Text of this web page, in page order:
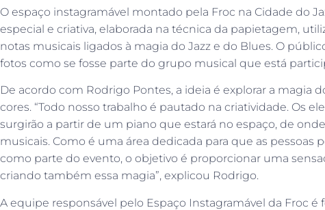
O espaço instagramável montado pela Froc na Cidade do
especial e criativa, elaborada na técnica da papietagem,
notas musicais ligados à magia do Jazz e do Blues. O
fotos como se fosse parte do grupo musical que está
De acordo com Rodrigo Pontes, a ideia é explorar a magia
cores. “Todo nosso trabalho é pautado na criatividade. Os
surgirão a partir de um piano que estará no espaço, de
musicais. Como é uma área dedicada para que as pessoas
como parte do evento, o objetivo é proporcionar uma
criando também essa magia”, explicou Rodrigo.
A equipe responsável pelo Espaço Instagramável da Froc